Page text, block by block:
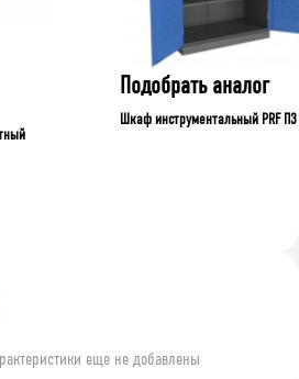
Подобрать аналог
Шкаф инструментальный PRF П3
еще не добавлены